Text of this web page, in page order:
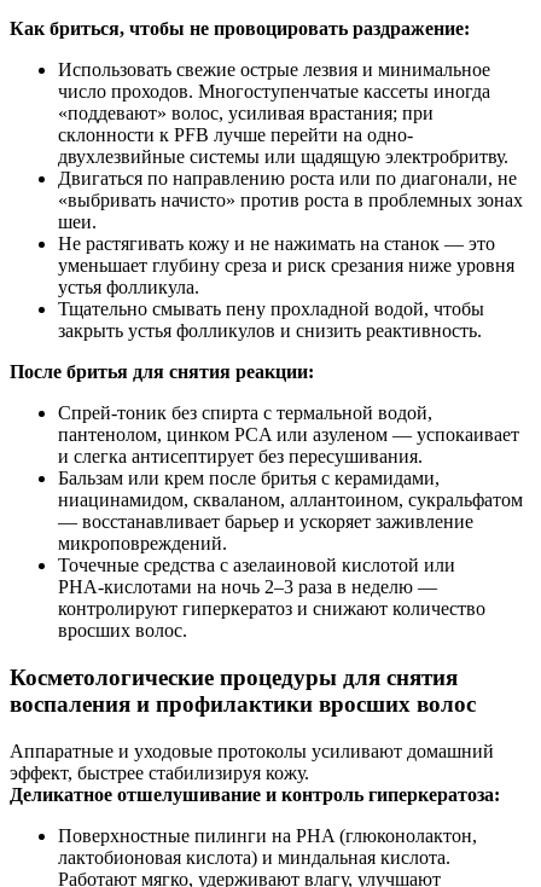
Как бриться, чтобы не провоцировать раздражение:
Использовать свежие острые лезвия и минимальное
число проходов. Многоступенчатые кассеты иногда
«поддевают» волос, усиливая врастания; при
склонности к PFB лучше перейти на одно-
двухлезвийные системы или щадящую электробритву.
Двигаться по направлению роста или по диагонали, не
«выбривать начисто» против роста в проблемных зонах
шеи.
Не растягивать кожу и не нажимать на станок — это
уменьшает глубину среза и риск срезания ниже уровня
устья фолликула.
Тщательно смывать пену прохладной водой, чтобы
закрыть устья фолликулов и снизить реактивность.
После бритья для снятия реакции:
Спрей‑тоник без спирта с термальной водой,
пантенолом, цинком PCA или азуленом — успокаивает
и слегка антисептирует без пересушивания.
Бальзам или крем после бритья с керамидами,
ниацинамидом, скваланом, аллантоином, сукральфатом
— восстанавливает барьер и ускоряет заживление
микроповреждений.
Точечные средства с азелаиновой кислотой или
PHA‑кислотами на ночь 2–3 раза в неделю —
контролируют гиперкератоз и снижают количество
вросших волос.
Косметологические процедуры для снятия
воспаления и профилактики вросших волос
Аппаратные и уходовые протоколы усиливают домашний
эффект, быстрее стабилизируя кожу.
Деликатное отшелушивание и контроль гиперкератоза:
Поверхностные пилинги на PHA (глюконолактон,
лактобионовая кислота) и миндальная кислота.
Работают мягко, удерживают влагу, улучшают